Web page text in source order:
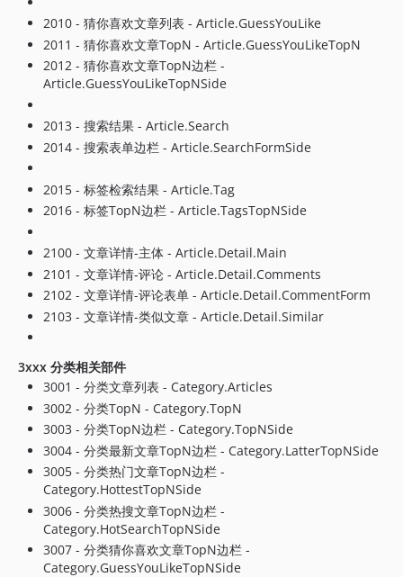
2.3.1
2.3.0
2.2.0
2.1.2
2.1.1
2.1.0
1.0.0
2010 - 猜你喜欢文章列表 - Article.GuessYouLike
2011 - 猜你喜欢文章TopN - Article.GuessYouLikeTopN
2012 - 猜你喜欢文章TopN边栏 -
Article.GuessYouLikeTopNSide
2013 - 搜索结果 - Article.Search
2014 - 搜索表单边栏 - Article.SearchFormSide
2015 - 标签检索结果 - Article.Tag
2016 - 标签TopN边栏 - Article.TagsTopNSide
2100 - 文章详情-主体 - Article.Detail.Main
2101 - 文章详情-评论 - Article.Detail.Comments
2102 - 文章详情-评论表单 - Article.Detail.CommentForm
2103 - 文章详情-类似文章 - Article.Detail.Similar
3xxx 分类相关部件
3001 - 分类文章列表 - Category.Articles
3002 - 分类TopN - Category.TopN
3003 - 分类TopN边栏 - Category.TopNSide
3004 - 分类最新文章TopN边栏 - Category.LatterTopNSide
3005 - 分类热门文章TopN边栏 -
Category.HottestTopNSide
3006 - 分类热搜文章TopN边栏 -
Category.HotSearchTopNSide
3007 - 分类猜你喜欢文章TopN边栏 -
Category.GuessYouLikeTopNSide